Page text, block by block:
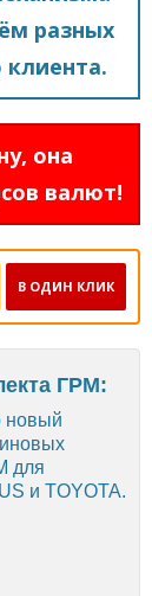
разных
она
валют!
В ОДИН КЛИК
ГРМ:
новый
для
и TOYOTA.